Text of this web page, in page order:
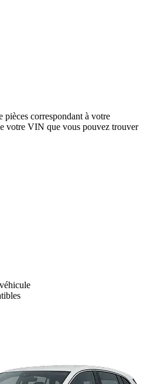
pièces correspondant à votre
votre VIN que vous pouvez trouver